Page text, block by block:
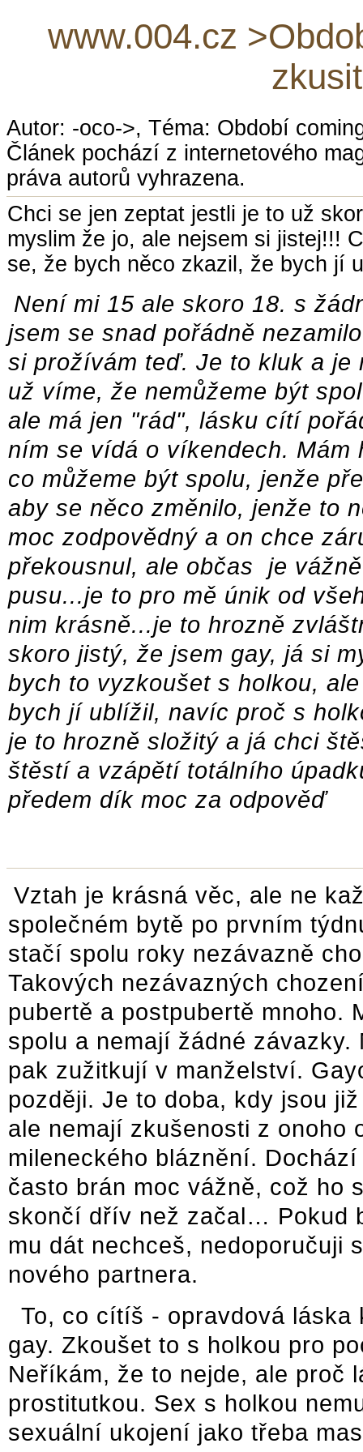
www.004.cz
Autor: -oco->, Téma: Období
Článek pochází z internetového
práva autorů vyhrazena.
Chci se jen zeptat jestli je to už
myslim že jo, ale nejsem si jistej!!!
se, že bych něco zkazil, že bych jí
Není mi 15 ale skoro 18. s
jsem se snad pořádně
si prožívám teď. Je to kluk a je
už víme, že nemůžeme být
ale má jen "rád", lásku cítí
ním se vídá o víkendech. Mám
co můžeme být spolu, jenže
aby se něco změnilo, jenže to
moc zodpovědný a on chce
překousnul, ale občas je
pusu...je to pro mě únik od
nim krásně...je to hrozně
skoro jistý, že jsem gay, já si
bych to vyzkoušet s holkou,
bych jí ublížil, navíc proč s
je to hrozně složitý a já chci
štěstí a vzápětí totálního
předem dík moc za odpověď
Vztah je krásná věc, ale ne
společném bytě po prvním
stačí spolu roky nezávazně
Takových nezávazných
pubertě a postpubertě mnoho.
spolu a nemají žádné
pak zužitkují v manželství.
později. Je to doba, kdy jsou
ale nemají zkušenosti z onoho
mileneckého bláznění.
často brán moc vážně, což ho
skončí dřív než začal… Pokud
mu dát nechceš, nedoporučuji
nového partnera.
To, co cítíš - opravdová
gay. Zkoušet to s holkou pro
Neříkám, že to nejde, ale proč
prostitutkou. Sex s holkou
sexuální ukojení jako třeba